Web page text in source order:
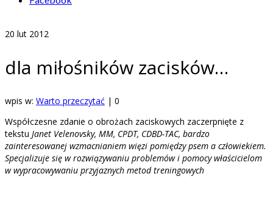
20 lut 2012
dla miłośników zacisków…
wpis w: Warto przeczytać | 0
Współczesne zdanie o obrożach zaciskowych zaczerpnięte z
tekstu Janet Velenovsky, MM, CPDT, CDBD-TAC, bardzo
zainteresowanej wzmacnianiem więzi pomiędzy psem a człowiekiem.
Specjalizuje się w rozwiązywaniu problemów i pomocy właścicielom
w wypracowywaniu przyjaznych metod treningowych